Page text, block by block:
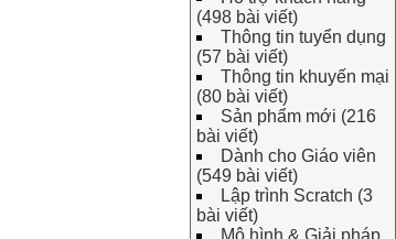
(498 bài viết)
Thông tin tuyển dụng
(57 bài viết)
Thông tin khuyến mại
(80 bài viết)
Sản phẩm mới (216
bài viết)
Dành cho Giáo viên
(549 bài viết)
Lập trình Scratch (3
bài viết)
Mô hình & Giải pháp